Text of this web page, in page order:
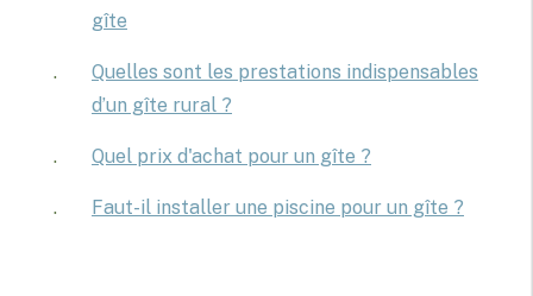
gîte
Quelles sont les prestations indispensables
d’un gîte rural ?
Quel prix d'achat pour un gîte ?
Faut-il installer une piscine pour un gîte ?